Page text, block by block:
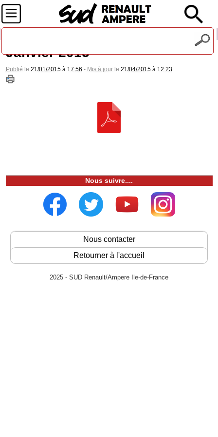
Janvier 2015
Publié le 21/01/2015 à 17:56 - Mis à jour le 21/04/2015 à 12:23
Nous suivre....
Nous contacter
Retourner à l'accueil
2025 - SUD Renault/Ampere Ile-de-France